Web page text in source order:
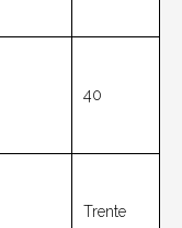
40
Trente